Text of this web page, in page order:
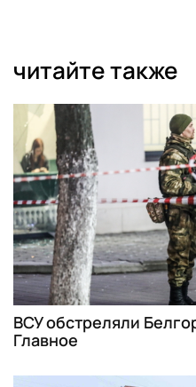
читайте также
ВСУ обстреляли
Главное